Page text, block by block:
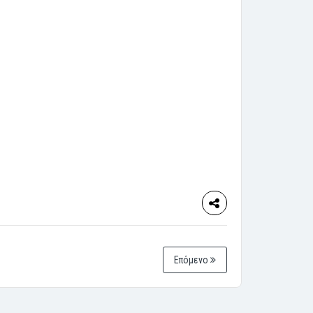
Επόμενο